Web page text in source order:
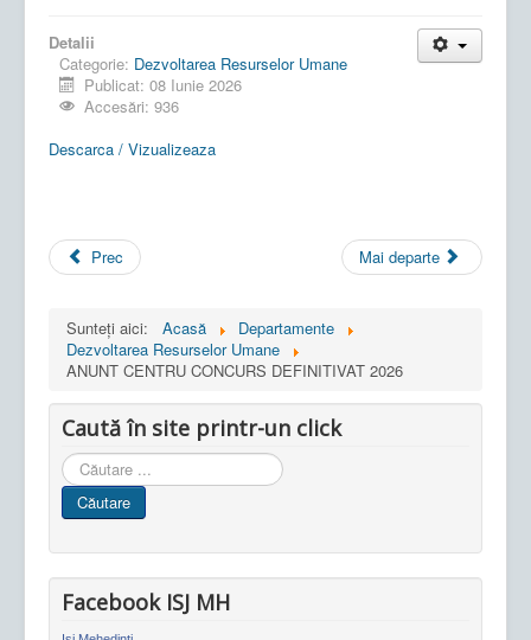
Detalii
Categorie: Dezvoltarea Resurselor Umane
Publicat: 08 Iunie 2026
Accesări: 936
Descarca / Vizualizeaza
Prec Mai departe
Sunteți aici: Acasă
Departamente
Dezvoltarea Resurselor Umane
ANUNT CENTRU CONCURS DEFINITIVAT 2026
Caută în site printr-un click
Cauta
in
site
Căutare
Facebook ISJ MH